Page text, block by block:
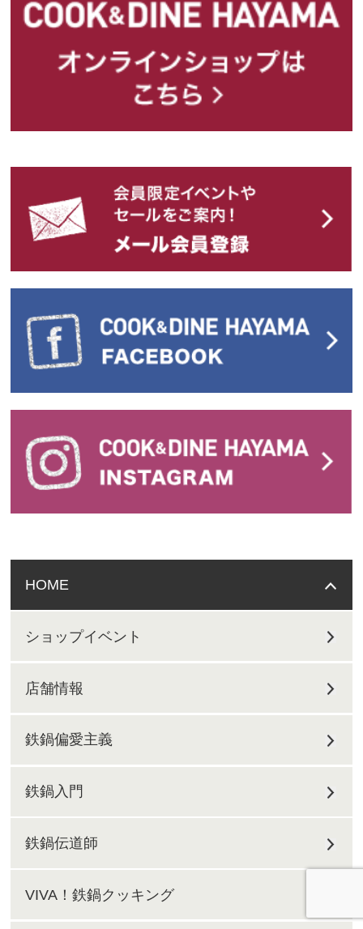
HOME
ショップイベント
店舗情報
鉄鍋偏愛主義
鉄鍋入門
鉄鍋伝道師
VIVA！鉄鍋クッキング